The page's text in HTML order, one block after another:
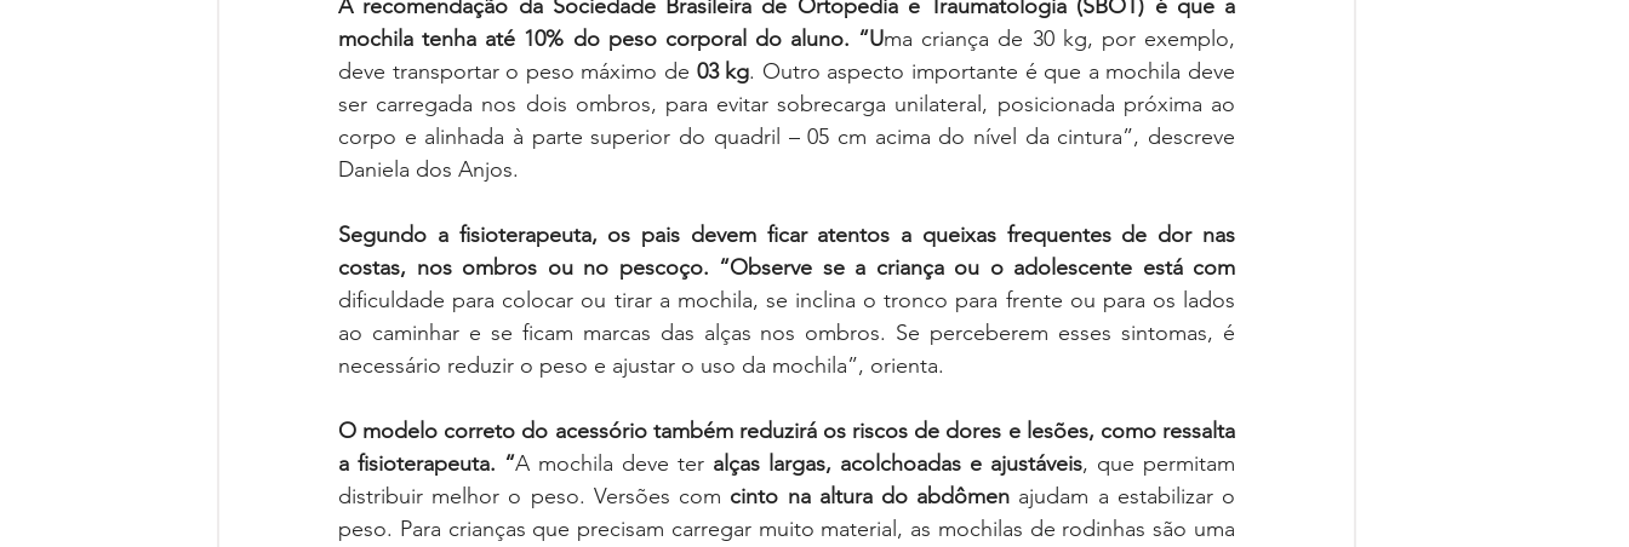
A recomendação da Sociedade Brasileira de Ortopedia e Traumatologia (SBOT) é que a
mochila tenha até 10% do peso corporal do aluno. “Uma criança de 30 kg, por exemplo,
deve transportar o peso máximo de 03 kg. Outro aspecto importante é que a mochila deve
ser carregada nos dois ombros, para evitar sobrecarga unilateral, posicionada próxima ao
corpo e alinhada à parte superior do quadril – 05 cm acima do nível da cintura”, descreve
Daniela dos Anjos.
Segundo a fisioterapeuta, os pais devem ficar atentos a queixas frequentes de dor nas
dificuldade para colocar ou tirar a mochila, se inclina o tronco para frente ou para os lados
ao caminhar e se ficam marcas das alças nos ombros. Se perceberem esses sintomas, é
necessário reduzir o peso e ajustar o uso da mochila”, orienta.
O modelo correto do acessório também reduzirá os riscos de dores e lesões, como ressalta
a fisioterapeuta. “A mochila deve ter alças largas, acolchoadas e ajustáveis, que permitam
distribuir melhor o peso. Versões com cinto na altura do abdômen ajudam a estabilizar o
peso. Para crianças que precisam carregar muito material, as mochilas de rodinhas são uma